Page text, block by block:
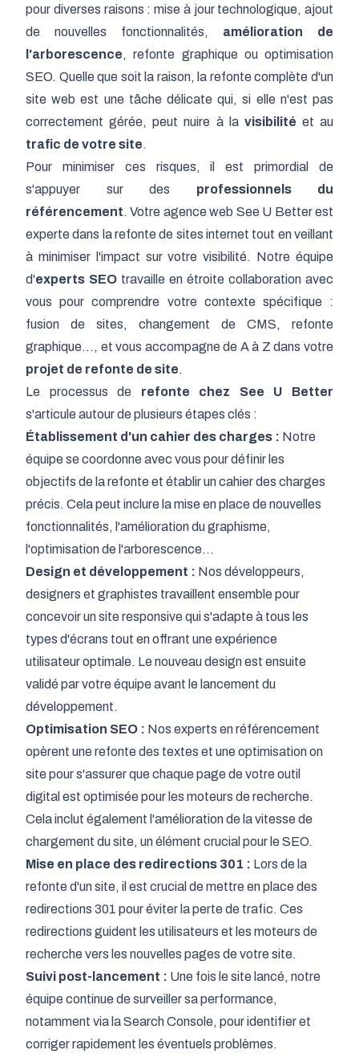
pour diverses raisons : mise à jour technologique, ajout
de nouvelles fonctionnalités, amélioration de
l'arborescence, refonte graphique ou optimisation
SEO. Quelle que soit la raison, la refonte complète d'un
site web est une tâche délicate qui, si elle n'est pas
correctement gérée, peut nuire à la visibilité et au
trafic de votre site.
Pour minimiser ces risques, il est primordial de
s'appuyer sur des professionnels du
référencement. Votre agence web See U Better est
experte dans la refonte de sites internet tout en veillant
à minimiser l'impact sur votre visibilité. Notre équipe
d'experts SEO travaille en étroite collaboration avec
vous pour comprendre votre contexte spécifique :
fusion de sites, changement de CMS, refonte
graphique..., et vous accompagne de A à Z dans votre
projet de refonte de site.
Le processus de refonte chez See U Better
s'articule autour de plusieurs étapes clés :
Établissement d'un cahier des charges : Notre
équipe se coordonne avec vous pour définir les
objectifs de la refonte et établir un cahier des charges
précis. Cela peut inclure la mise en place de nouvelles
fonctionnalités, l'amélioration du graphisme,
l'optimisation de l'arborescence...
Design et développement : Nos développeurs,
designers et graphistes travaillent ensemble pour
concevoir un site responsive qui s'adapte à tous les
types d'écrans tout en offrant une expérience
utilisateur optimale. Le nouveau design est ensuite
validé par votre équipe avant le lancement du
développement.
Optimisation SEO : Nos experts en référencement
opèrent une refonte des textes et une optimisation on
site pour s'assurer que chaque page de votre outil
digital est optimisée pour les moteurs de recherche.
Cela inclut également l'amélioration de la vitesse de
chargement du site, un élément crucial pour le SEO.
Mise en place des redirections 301 : Lors de la
refonte d'un site, il est crucial de mettre en place des
redirections 301 pour éviter la perte de trafic. Ces
redirections guident les utilisateurs et les moteurs de
recherche vers les nouvelles pages de votre site.
Suivi post-lancement : Une fois le site lancé, notre
équipe continue de surveiller sa performance,
notamment via la Search Console, pour identifier et
corriger rapidement les éventuels problèmes.